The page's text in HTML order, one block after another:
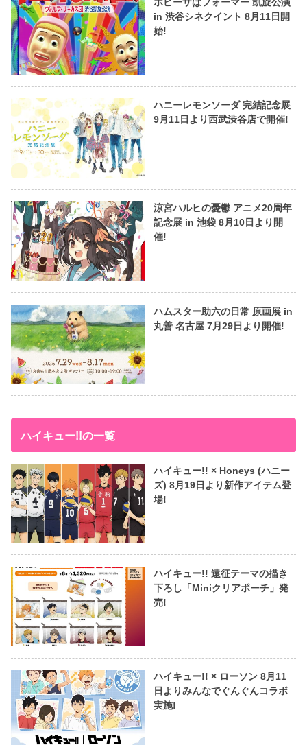
in 渋谷シネクイント 8月11日開
始!
ハニーレモンソーダ 完結記念展
9月11日より西武渋谷店で開催!
涼宮ハルヒの憂鬱 アニメ20周年
記念展 in 池袋 8月10日より開
催!
ハムスター助六の日常 原画展 in
丸善 名古屋 7月29日より開催!
ハイキュー!!の一覧
ハイキュー!! × Honeys (ハニー
ズ) 8月19日より新作アイテム登
場!
ハイキュー!! 遠征テーマの描き
下ろし「Miniクリアポーチ」発
売!
ハイキュー!! × ローソン 8月11
日よりみんなでぐんぐんコラボ
実施!